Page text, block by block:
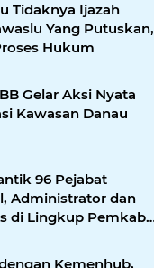
Tidaknya Ijazah
Yang Putuskan,
Hukum
Gelar Aksi Nyata
Kawasan Danau
96 Pejabat
Administrator dan
di Lingkup Pemkab
Kemenhub,